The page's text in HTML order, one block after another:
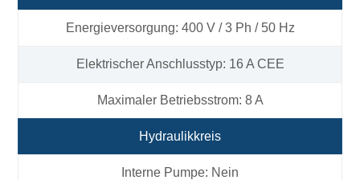
Energieversorgung: 400 V / 3 Ph / 50 Hz
Elektrischer Anschlusstyp: 16 A CEE
Maximaler Betriebsstrom: 8 A
Hydraulikkreis
Interne Pumpe: Nein